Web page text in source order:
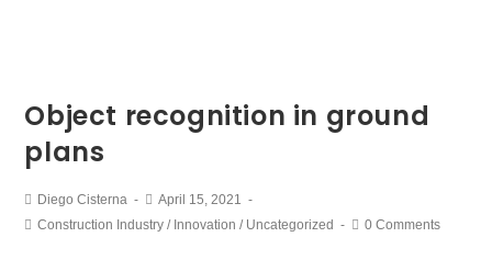
Object recognition in ground
plans
Diego Cisterna
April 15, 2021
Construction Industry / Innovation / Uncategorized 0 Comments